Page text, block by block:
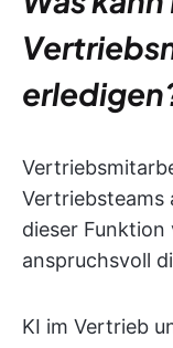
Vertriebsteams
dieser
anspruchsvoll
KI im Vertrieb